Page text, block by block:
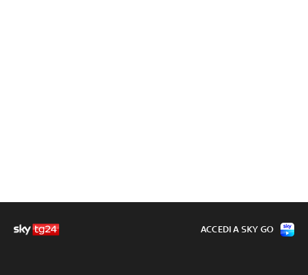
ACCEDI A SKY GO